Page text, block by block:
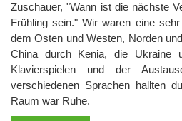
Zuschauer, "Wann ist die nächste
Frühling sein." Wir waren eine
dem Osten und Westen, Norden
China durch Kenia, die Ukraine
Klavierspielen und der
verschiedenen Sprachen hallten
Raum war Ruhe.